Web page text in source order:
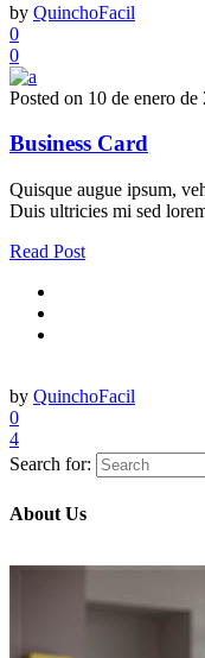
by QuinchoFacil
0
0
Posted on 10 de enero de
Business Card
Quisque augue ipsum,
Duis ultricies mi sed
Read Post
by QuinchoFacil
0
4
Search for:
About Us